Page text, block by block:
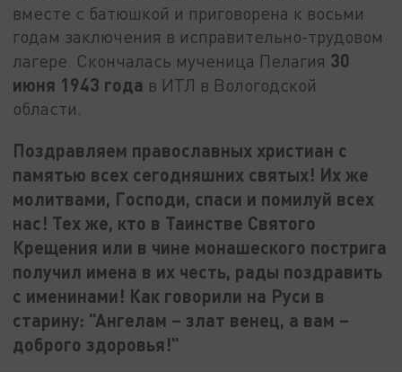
вместе с батюшкой и приговорена к восьми
годам заключения в исправительно-трудовом
лагере. Скончалась мученица Пелагия 30
июня 1943 года в ИТЛ в Вологодской
области.
Поздравляем православных христиан с
памятью всех сегодняшних святых! Их же
молитвами, Господи, спаси и помилуй всех
нас! Тех же, кто в Таинстве Святого
Крещения или в чине монашеского пострига
получил имена в их честь, рады поздравить
с именинами! Как говорили на Руси в
старину: "Ангелам – злат венец, а вам –
доброго здоровья!"